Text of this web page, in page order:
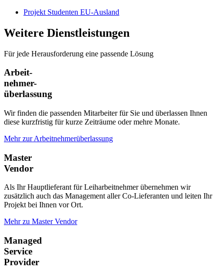
Projekt Studenten EU-Ausland
Weitere Dienstleistungen
Für jede Herausforderung eine passende Lösung
Arbeit-
nehmer-
überlassung
Wir finden die passenden Mitarbeiter für Sie und überlassen Ihnen
diese kurzfristig für kurze Zeiträume oder mehre Monate.
Mehr zur Arbeitnehmerüberlassung
Master
Vendor
Als Ihr Hauptlieferant für Leiharbeitnehmer übernehmen wir
zusätzlich auch das Management aller Co-Lieferanten und leiten Ihr
Projekt bei Ihnen vor Ort.
Mehr zu Master Vendor
Managed
Service
Provider